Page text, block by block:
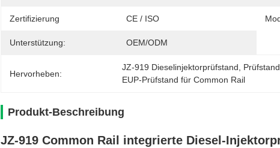
Zertifizierung CE / ISO
Unterstützung: OEM/ODM
Hervorheben:
JZ-919 Dieselinjektorprüfstand
EUP-Prüfstand für Common Rail
Produkt-Beschreibung
JZ-919 Common Rail integrierte Diesel-